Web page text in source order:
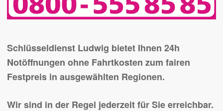
Schlüsseldienst Ludwig bietet Ihnen 24h
Notöffnungen ohne Fahrtkosten zum fairen
Festpreis in ausgewählten Regionen.
Wir sind in der Regel jederzeit für Sie erreichbar.